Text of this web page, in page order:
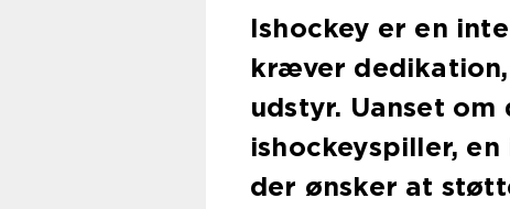
Ishockey er en
kræver
udstyr. Uanset
ishockeyspiller,
der ønsker at